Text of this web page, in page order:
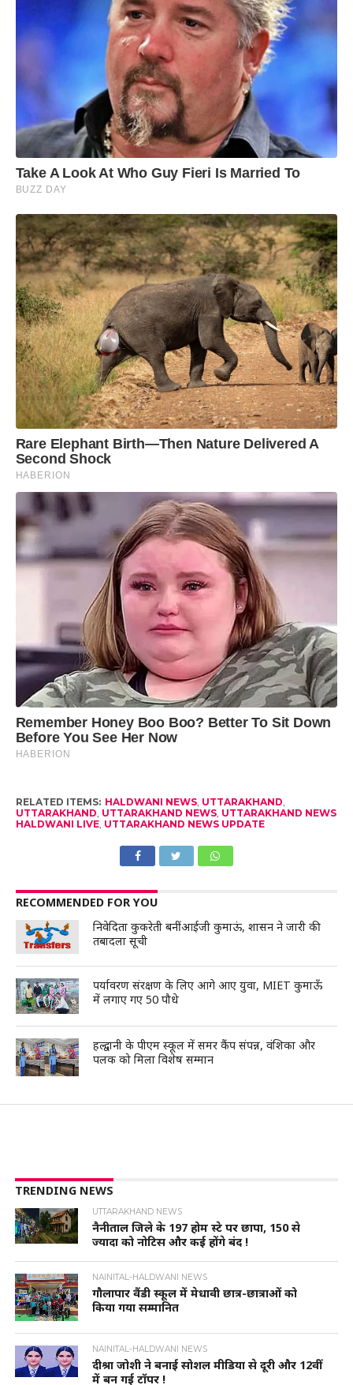
RELATED ITEMS: HALDWANI NEWS, UTTARAKHAND
UTTARAKHAND UTTARAKHAND NEWS, UTTARAKHAND NEWS
HALDWANI LIVE, UTTARAKHAND NEWS UPDATE
RECOMMENDED FOR YOU
निवेदिता कुकरेती बनीं आईजी कुमाऊं, शासन ने जारी की
तबादला सूची
पर्यावरण संरक्षण के लिए आगे आए युवा, MIET कुमाऊँ
में लगाए गए 50 पौधे
हल्द्वानी के पीएम स्कूल में समर कैंप संपन्न, वंशिका और
पलक को मिला विशेष सम्मान
TRENDING NEWS
UTTARAKHAND NEWS
नैनीताल जिले के 197 होम स्टे पर छापा, 150 से
ज्यादा को नोटिस और कई होंगे बंद !
NAINITAL-HALDWANI NEWS
गौलापार वैंडी स्कूल में मेधावी छात्र-छात्राओं को
किया गया सम्मानित
NAINITAL-HALDWANI NEWS
दीश्रा जोशी ने बनाई सोशल मीडिया से दूरी और 12वीं
में बन गई टॉपर !